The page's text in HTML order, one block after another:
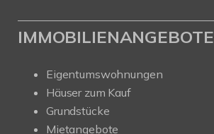
IMMOBILIENANGEBOTE
Eigentumswohnungen
Häuser zum Kauf
Grundstücke
Mietangebote